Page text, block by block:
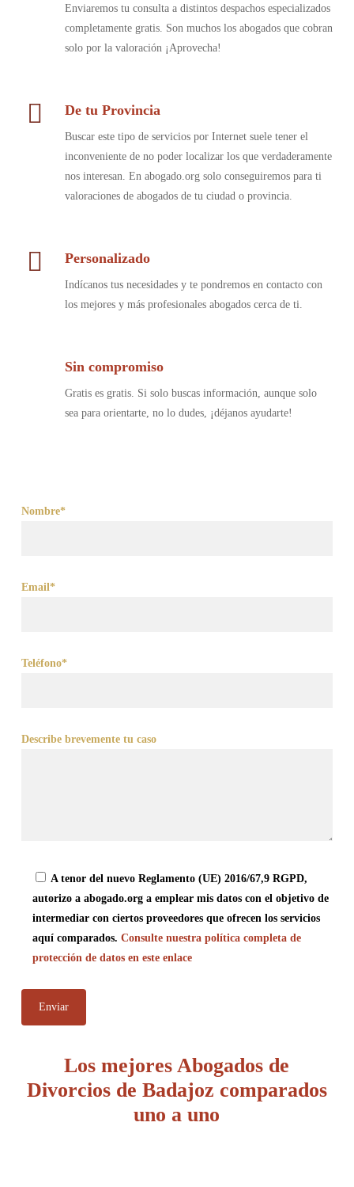
Enviaremos tu consulta a distintos despachos especializados
completamente gratis. Son muchos los abogados que cobran
solo por la valoración ¡Aprovecha!
De tu Provincia
Buscar este tipo de servicios por Internet suele tener el
inconveniente de no poder localizar los que verdaderamente
nos interesan. En abogado.org solo conseguiremos para ti
valoraciones de abogados de tu ciudad o provincia.
Personalizado
Indícanos tus necesidades y te pondremos en contacto con
los mejores y más profesionales abogados cerca de ti.
Sin compromiso
Gratis es gratis. Si solo buscas información, aunque solo
sea para orientarte, no lo dudes, ¡déjanos ayudarte!
Nombre*
Email*
Teléfono*
Describe brevemente tu caso
A tenor del nuevo Reglamento (UE) 2016/67,9 RGPD,
autorizo a abogado.org a emplear mis datos con el objetivo de
intermediar con ciertos proveedores que ofrecen los servicios
aquí comparados. Consulte nuestra política completa de
protección de datos en este enlace
Los mejores Abogados de
Divorcios de Badajoz comparados
uno a uno